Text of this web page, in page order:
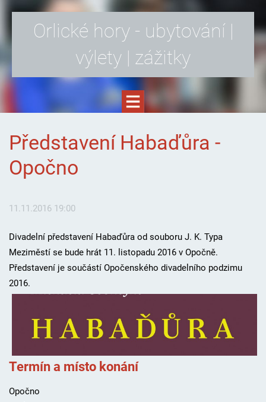
Orlické hory - ubytování |
výlety | zážitky
Představení Habaďůra -
Opočno
11.11.2016 19:00
Divadelní představení Habaďůra od souboru J. K. Typa
Meziměstí se bude hrát 11. listopadu 2016 v Opočně.
Představení je součástí Opočenského divadelního podzimu
2016.
Termín a místo konání
Opočno